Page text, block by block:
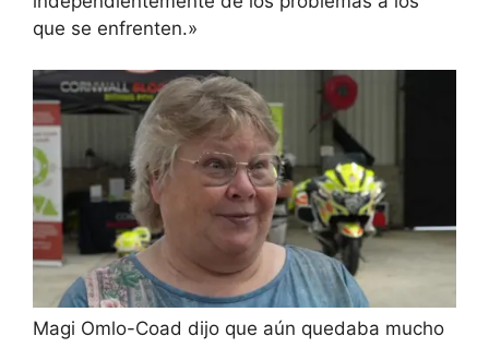
que se enfrenten.»
Magi Omlo-Coad dijo que aún quedaba mucho